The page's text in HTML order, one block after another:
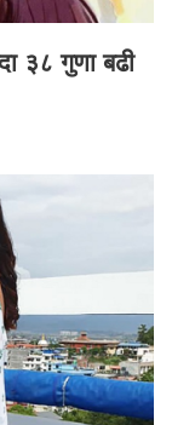
३८ गुणा बढी